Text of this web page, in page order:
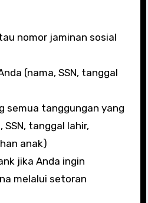
nomor jaminan sosial
(nama, SSN, tanggal
semua tanggungan yang
SSN, tanggal lahir,
anak)
jika Anda ingin
melalui setoran